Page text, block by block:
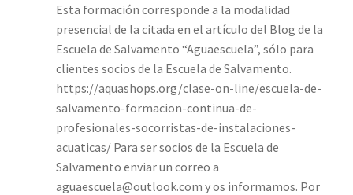
Esta formación corresponde a la modalidad
presencial de la citada en el artículo del Blog de la
Escuela de Salvamento “Aguaescuela”, sólo para
clientes socios de la Escuela de Salvamento.
https://aquashops.org/clase-on-line/escuela-de-
salvamento-formacion-continua-de-
profesionales-socorristas-de-instalaciones-
acuaticas/ Para ser socios de la Escuela de
Salvamento enviar un correo a
aguaescuela@outlook.com y os informamos. Por